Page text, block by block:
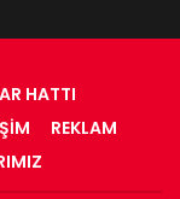
HATTI
REKLAM